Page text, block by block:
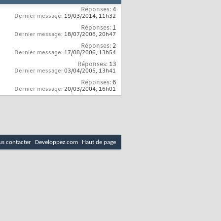
Réponses:4
Dernier message: 19/03/2014, 11h32
Réponses: 1
Dernier message: 18/07/2008, 20h47
Réponses: 2
Dernier message: 17/08/2006, 13h54
Réponses: 13
Dernier message: 03/04/2005, 13h41
Réponses:6
Dernier message: 20/03/2004, 16h01
contacter Developpez.com Haut de page